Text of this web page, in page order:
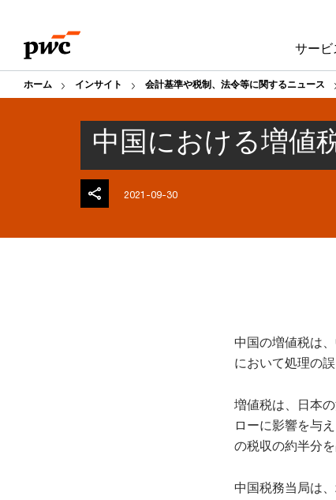
content
footer
サービ
ホーム インサイト 会計基準や税制、法令等に関するニュース
中国における増値
2021-09-30
中国の増値税は
において処理の
増値税は、日本
ローに影響を与
の税収の約半分
中国税務当局は